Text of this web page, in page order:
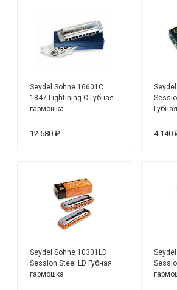
Seydel Sohne 16601C
1847 Lightining C Губная
гармошка
12 580 ₽ 4 140
Seydel Sohne 10301LD
Session Steel LD Губная
гармошка